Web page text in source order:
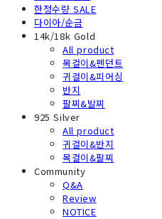
한정수량 SALE
다이아/순금
14k/18k Gold
All product
목걸이&펜던트
귀걸이&피어싱
반지
팔찌&발찌
925 Silver
All product
귀걸이&반지
목걸이&팔찌
Community
Q&A
Review
NOTICE